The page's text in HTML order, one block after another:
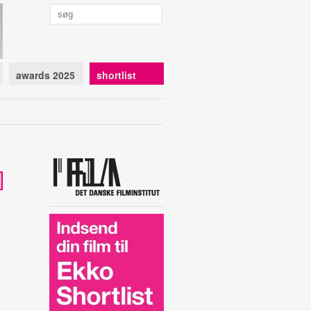
awards 2025 shortlist